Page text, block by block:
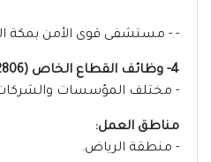
- - مستشفى قوى الأمن بمكة
4- وظائف القطاع الخاص (22806 وظيفة):
- مختلف المؤسسات
مناطق العمل:
- منطقة الرياض.